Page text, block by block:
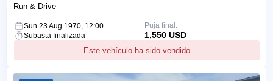
Run & Drive
Sun 23 Aug 1970, 12:00
Subasta finalizada
Este vehículo ha sido vendido
Puja final:
1,550 USD